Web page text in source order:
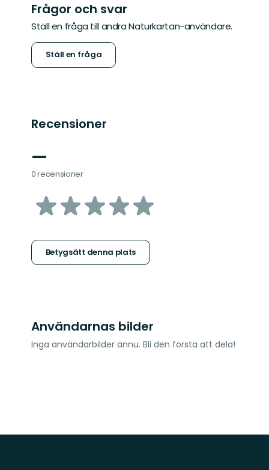
Frågor och svar
Ställ en fråga till andra Naturkartan-användare.
Ställ en fråga
Recensioner
—
0 recensioner
av
stjärnor
Betygsätt denna plats
Användarnas bilder
Inga användarbilder ännu. Bli den första att dela!